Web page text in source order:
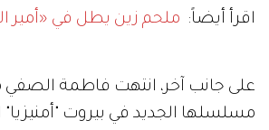
اقرأ أيضاً: ملحم زين يطل في «أمير
على جانب آخر، انتهت فاطمة
مسلسلها الجديد في بيروت